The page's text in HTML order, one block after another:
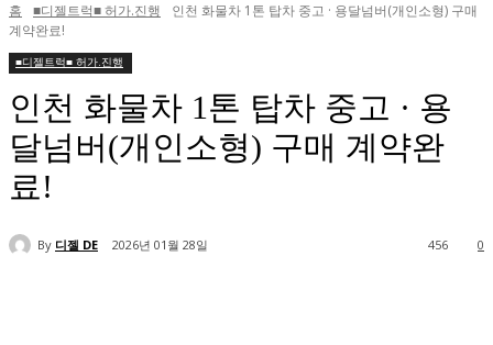
홈 ■디젤트럭■ 허가.진행
인천 화물차 1톤 탑차 중고 · 용달넘버(개인소형) 구매
계약완료!
■디젤트럭■ 허가.진행
인천 화물차 1톤 탑차 중고 · 용
달넘버(개인소형) 구매 계약완
료!
By 디젤 DE 2026년 01월 28일 0
456